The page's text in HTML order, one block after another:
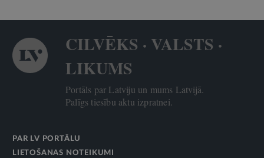
CILVĒKS · VALSTS ·
LIKUMS
Portāls par Latviju un mums Latvijā.
Palīgs tiesību aktu izpratnei.
PAR LV PORTĀLU
LIETOŠANAS NOTEIKUMI